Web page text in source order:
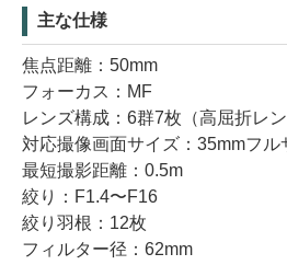
主な仕様
焦点距離：50mm
フォーカス：MF
レンズ構成：6群7枚（高屈折レン
対応撮像画面サイズ：35mmフル
最短撮影距離：0.5m
絞り：F1.4〜F16
絞り羽根：12枚
フィルター径：62mm